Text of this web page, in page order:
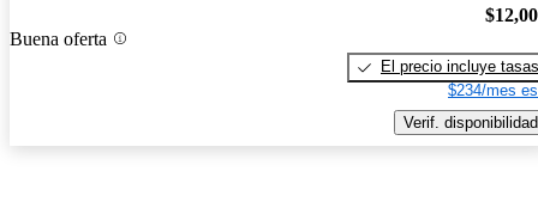
Buena oferta
El precio incluye tasas
$234/mes
Verif. disponibilidad